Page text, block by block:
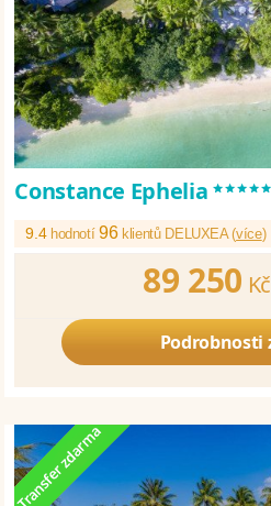
Constance Ephelia*****
9.4 hodnotí96klientů DELUXEA (více)
89 250
Podrobnosti